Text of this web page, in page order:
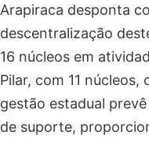
Arapiraca desponta
descentralização
16 núcleos em
Pilar, com 11 núcleos,
gestão estadual
de suporte,